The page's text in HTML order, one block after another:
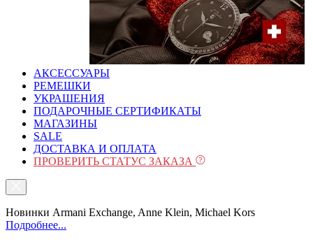
АКСЕССУАРЫ
РЕМЕШКИ
УКРАШЕНИЯ
ПОДАРОЧНЫЕ СЕРТИФИКАТЫ
МАГАЗИНЫ
SALE
ДОСТАВКА И ОПЛАТА
ПРОВЕРИТЬ СТАТУС ЗАКАЗА
Новинки Armani Exchange, Anne Klein, Michael Kors
Подробнее...